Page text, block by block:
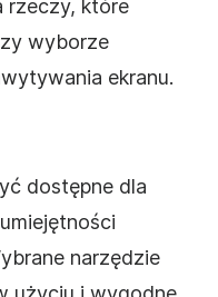
rzeczy, które
wyborze
ekranu.
dostępne dla
narzędzie